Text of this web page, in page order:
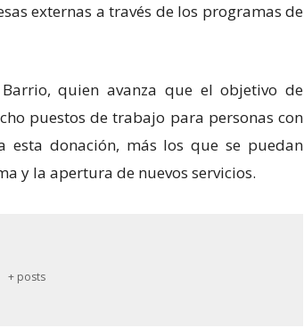
externas a través de los programas de
quien avanza que el objetivo de
puestos de trabajo para personas con
donación, más los que se puedan
y la apertura de nuevos servicios.
+ posts